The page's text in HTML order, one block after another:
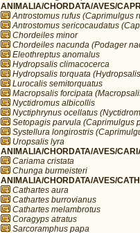
ANIMALIA/CHORDATA/AVES/
Antrostomus rufus (Caprimulgus
Antrostomus sericocaudatus
Chordeiles minor
Chordeiles nacunda (Podager
Eleothreptus anomalus
Hydropsalis climacocerca
Hydropsalis torquata
Lurocalis semitorquatus
Macropsalis forcipata
Nyctidromus albicollis
Nyctiphrynus ocellatus
Setopagis parvula (Caprimulgus
Systellura longirostris
Uropsalis lyra
ANIMALIA/CHORDATA/AVES/
Cariama cristata
Chunga burmeisteri
ANIMALIA/CHORDATA/AVES/
Cathartes aura
Cathartes burrovianus
Cathartes melambrotus
Coragyps atratus
Sarcoramphus papa